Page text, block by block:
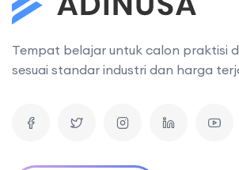
Tempat belajar untuk calon praktisi
sesuai standar industri dan harga